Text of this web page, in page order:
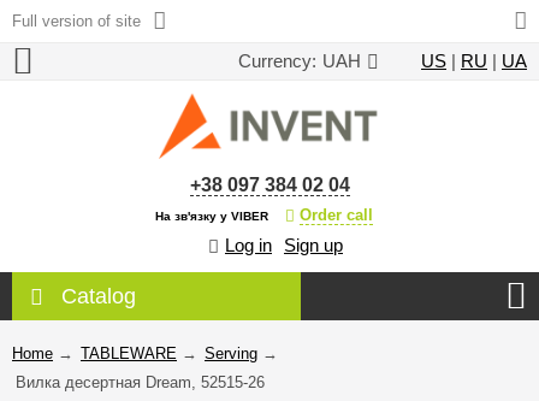
Full version of site
Currency: UAH US | RU | UA
+38 097 384 02 04
На зв'язку у VIBER Order call
Log in Sign up
Catalog
Home → TABLEWARE → Serving →
Вилка десертная Dream, 52515-26